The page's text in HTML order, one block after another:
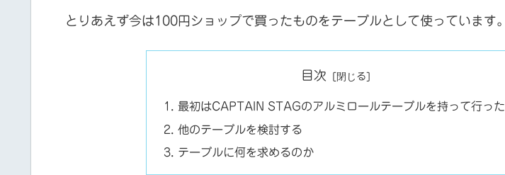
とりあえず今は100円ショップで買ったものをテーブルとして使っています。
目次
最初はCAPTAIN STAGのアルミロールテーブルを持って行った
他のテーブルを検討する
テーブルに何を求めるのか